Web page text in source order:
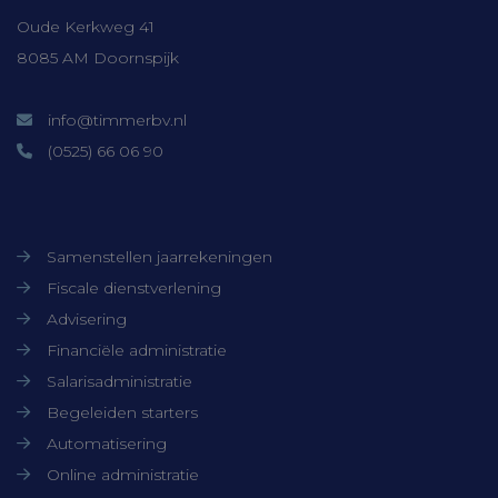
Oude Kerkweg 41
8085 AM Doornspijk
info@timmerbv.nl
(0525) 66 06 90
Samenstellen jaarrekeningen
Fiscale dienstverlening
Advisering
Financiële administratie
Salarisadministratie
Begeleiden starters
Automatisering
Online administratie
mogelijk, zoals gebruikersaanmelding en
accountbeheer. De website kan niet goed
worden gebruikt zonder de strikt
Naam
Naam